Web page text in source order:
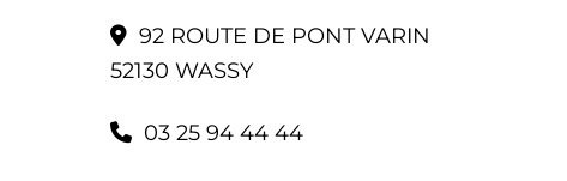
92 ROUTE DE PONT VARIN
52130 WASSY
03 25 94 44 44